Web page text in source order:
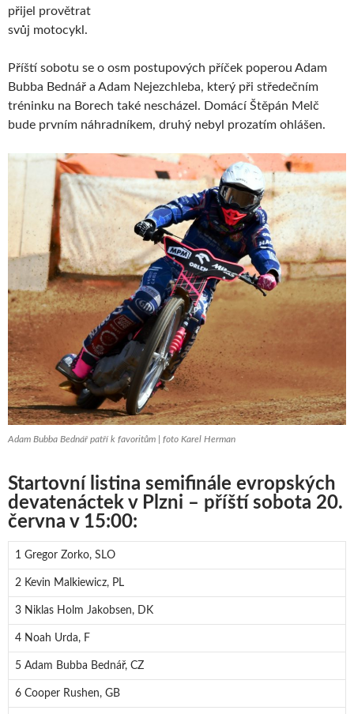
přijel provětrat
svůj motocykl.
Příští sobotu se o osm postupových příček poperou Adam
Bubba Bednář a Adam Nejezchleba, který při středečním
tréninku na Borech také nescházel. Domácí Štěpán Melč
bude prvním náhradníkem, druhý nebyl prozatím ohlášen.
Adam Bubba Bednář patří k favoritům | foto Karel Herman
Startovní listina semifinále evropských
devatenáctek v Plzni – příští sobota 20.
června v 15:00:
1 Gregor Zorko, SLO
2 Kevin Malkiewicz, PL
3 Niklas Holm Jakobsen, DK
4 Noah Urda, F
5 Adam Bubba Bednář, CZ
6 Cooper Rushen, GB